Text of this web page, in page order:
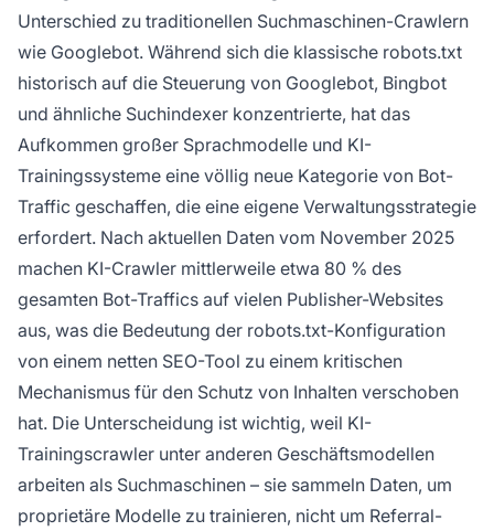
vielen Websites ausmachen.
Unterschied zu traditionellen Suchmaschinen-Crawlern
wie Googlebot. Während sich die klassische robots.txt
historisch auf die Steuerung von Googlebot, Bingbot
und ähnliche Suchindexer konzentrierte, hat das
Aufkommen großer Sprachmodelle und KI-
Trainingssysteme eine völlig neue Kategorie von Bot-
Traffic geschaffen, die eine eigene Verwaltungsstrategie
erfordert. Nach aktuellen Daten vom November 2025
machen KI-Crawler mittlerweile etwa 80 % des
gesamten Bot-Traffics auf vielen Publisher-Websites
aus, was die Bedeutung der robots.txt-Konfiguration
von einem netten SEO-Tool zu einem kritischen
Mechanismus für den Schutz von Inhalten verschoben
hat. Die Unterscheidung ist wichtig, weil KI-
Trainingscrawler unter anderen Geschäftsmodellen
arbeiten als Suchmaschinen – sie sammeln Daten, um
proprietäre Modelle zu trainieren, nicht um Referral-